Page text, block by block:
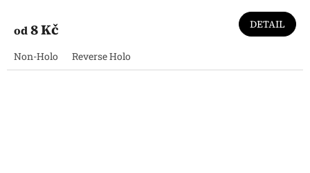
od8 Kč DETAIL
Non-Holo Reverse Holo